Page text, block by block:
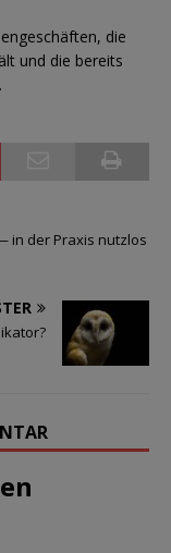
die
und die bereits
in der Praxis nutzlos